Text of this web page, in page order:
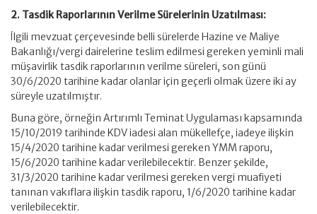
2. Tasdik Raporlarının Verilme Sürelerinin Uzatılması:
İlgili mevzuat çerçevesinde belli sürelerde Hazine ve Maliye
Bakanlığı/vergi dairelerine teslim edilmesi gereken yeminli mali
müşavirlik tasdik raporlarının verilme süreleri, son günü
30/6/2020 tarihine kadar olanlar için geçerli olmak üzere iki ay
süreyle uzatılmıştır.
Buna göre, örneğin Artırımlı Teminat Uygulaması kapsamında
15/10/2019 tarihinde KDV iadesi alan mükellefçe, iadeye ilişkin
15/4/2020 tarihine kadar verilmesi gereken YMM raporu,
15/6/2020 tarihine kadar verilebilecektir. Benzer şekilde,
31/3/2020 tarihine kadar verilmesi gereken vergi muafiyeti
tanınan vakıflara ilişkin tasdik raporu, 1/6/2020 tarihine kadar
verilebilecektir.